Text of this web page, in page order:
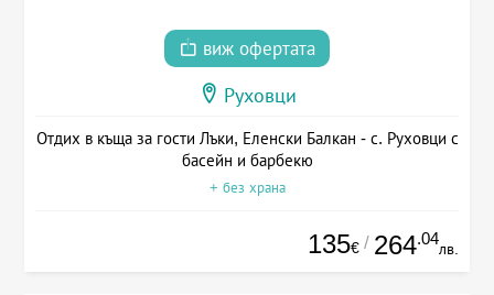
виж офертата
Руховци
Отдих в къща за гости Лъки, Еленски Балкан - с. Руховци с
басейн и барбекю
+ без храна
135€ / 264.04
лв.